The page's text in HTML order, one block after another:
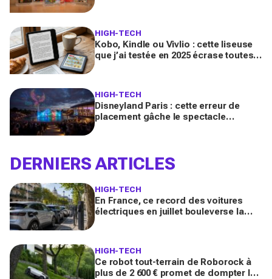
HIGH-TECH
Kobo, Kindle ou Vivlio : cette liseuse
que j’ai testée en 2025 écrase toutes
HIGH-TECH
Disneyland Paris : cette erreur de
placement gâche le spectacle
DERNIERS ARTICLES
HIGH-TECH
En France, ce record des voitures
électriques en juillet bouleverse la
HIGH-TECH
Ce robot tout-terrain de Roborock à
plus de 2 600 € promet de dompter les